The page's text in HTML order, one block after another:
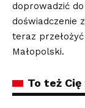
doprowadzić
doświadczenie
teraz
Małopolski.
To też